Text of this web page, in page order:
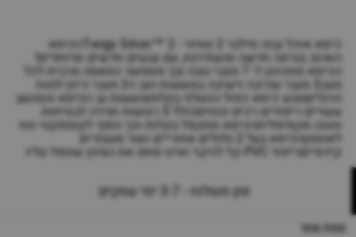
כיסא אוכל גבוה סילבר 2 טוויגי - 2 ™Twigy Silverהכיסא
האהוב בגרסה חדשה ומשודרגת, עם צבעים חדשים ומיוחדים!
הכיסא מתכוונן ל- 7 מצבי גובה ובך מאפשר התאמה מרבית לכל
מצב3 מצבי שכיבה וישיבה במשענת הגב ו-3 מצבי כיוון למנח
הרגליםמגש כיסא כפול הנשלף בקלותמשענת גב הכיסא והמושב
עשויים ריפודים רכים ונוחיםכולל 5 רצועות חגירה לבטיחות
והגנה מקסימליתהכיסא מתקפל בקלות וכך הופך לקומפקטי ונח
לאחסוןהכיסא בעל 2 גלגלים אחוריים ושני מעצורים
קידמייםריפוד PVC קל לניקוי ואינו סופג את המזון שנופל עליו
זמן משלוח - 3-7 ימי עסקים
מפת אתר